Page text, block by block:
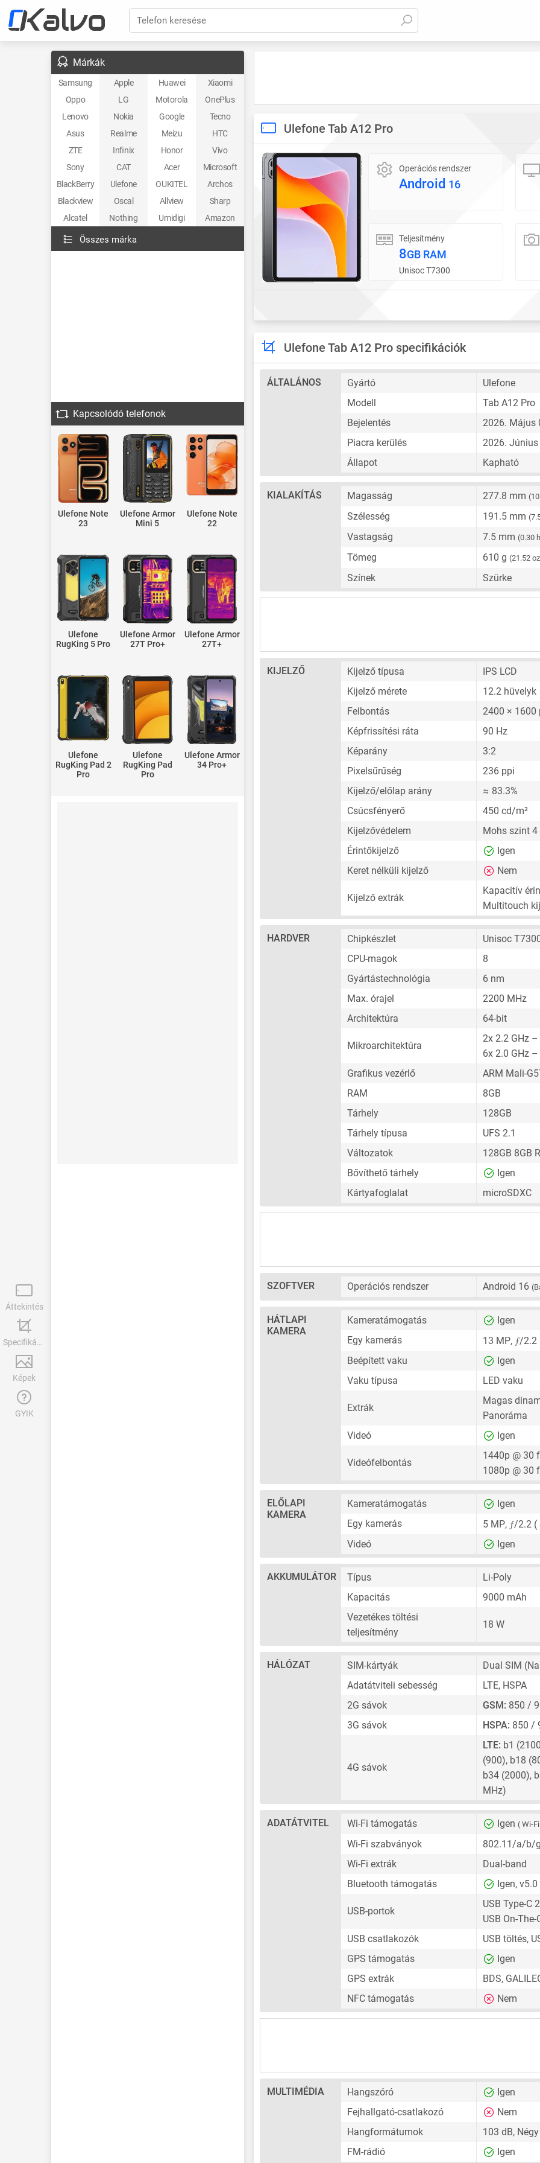
Telefon keresése
Ulefone Tab A12 Pro
Operációs rendszer
Android 16
Teljesítmény
8GB RAM
Unisoc T7300
Ulefone Tab A12 Pro specifikációk
ÁLTALÁNOS Gyártó
Ulefone
Modell
Tab A12 Pro
Bejelentés
2026. Május
Piacra kerülés
2026.
Állapot
Kapható
KIALAKÍTÁS Magasság 277.8 mm
Szélesség 191.5 mm
Vastagság 7.5 mm (0.30
Tömeg 610 g (21.52
Színek Szürke
KIJELZŐ Kijelző típusa
IPS LCD
Kijelző mérete
12.2 hüvelyk
Felbontás
2400 × 1600
Képfrissítési ráta
90 Hz
Képarány
3:2
Pixelsűrűség
236 ppi
Kijelző/előlap arány
≈ 83.3%
Csúcsfényerő
450 cd/m²
Kijelzővédelem
Mohs szint 4
Érintőkijelző
Igen
Keret nélküli kijelző
Nem
Kijelző extrák
Kapacitív
Multitouch
HARDVER Chipkészlet
Unisoc
CPU-magok
8
Gyártástechnológia
6 nm
Max. órajel
2200 MHz
Architektúra
64-bit
Mikroarchitektúra
2x 2.2 GHz
6x 2.0 GHz
Grafikus vezérlő
ARM Mali-
RAM
8GB
Tárhely
128GB
Tárhely típusa
UFS 2.1
Változatok
128GB 8GB
Bővíthető tárhely
Igen
Kártyafoglalat
microSDXC
SZOFTVER Operációs rendszer Android 16
HÁTLAPI
KAMERA
Kameratámogatás
Igen
Egy kamerás
13 MP, ƒ/2.2
Beépített vaku
Igen
Vaku típusa
LED vaku
Extrák
Magas
Panoráma
Videó
Igen
Videófelbontás
1440p @ 30
1080p @ 30
ELŐLAPI
KAMERA
Kameratámogatás
Igen
Egy kamerás
5 MP, ƒ/2.2 (
Videó
Igen
AKKUMULÁTOR Típus
Li-Poly
Kapacitás
9000 mAh
Vezetékes töltési
teljesítmény
18 W
HÁLÓZAT SIM-kártyák Dual SIM
Adatátviteli sebesség
LTE, HSPA
2G sávok
GSM: 850 /
3G sávok
HSPA: 850 /
4G sávok
LTE: b1
(900), b18
b34 (2000),
MHz)
ADATÁTVITEL Wi-Fi támogatás Igen ( Wi-
Wi-Fi szabványok
802.11/a/b/
Wi-Fi extrák
Dual-band
Bluetooth támogatás
Igen, v5.0
USB-portok
USB Type-C
USB On-The-
USB csatlakozók
USB töltés,
GPS támogatás
Igen
GPS extrák
BDS,
NFC támogatás
Nem
MULTIMÉDIA Hangszóró
Igen
Fejhallgató-csatlakozó
Nem
Hangformátumok
103 dB,
FM-rádió
Igen
Márkák
Samsung Apple Huawei
Xiaomi
Oppo
LG Motorola
OnePlus
Lenovo
Nokia Google
Tecno
Asus
Realme Meizu
HTC
ZTE
Infinix Honor
Vivo
Sony
CAT Acer
Microsoft
BlackBerry
Ulefone OUKITEL
Archos
Blackview
Oscal Allview
Sharp
Alcatel
Nothing Umidigi Amazon
Összes márka
Kapcsolódó telefonok
Ulefone Note
23
Ulefone Armor
Mini 5
Ulefone Note
22
Ulefone
RugKing 5 Pro
Ulefone Armor
27T Pro+
Ulefone Armor
27T+
Ulefone
RugKing Pad 2
Pro
Ulefone
RugKing Pad
Pro
Ulefone Armor
34 Pro+
Áttekintés
Specifikációk
Képek
GYIK